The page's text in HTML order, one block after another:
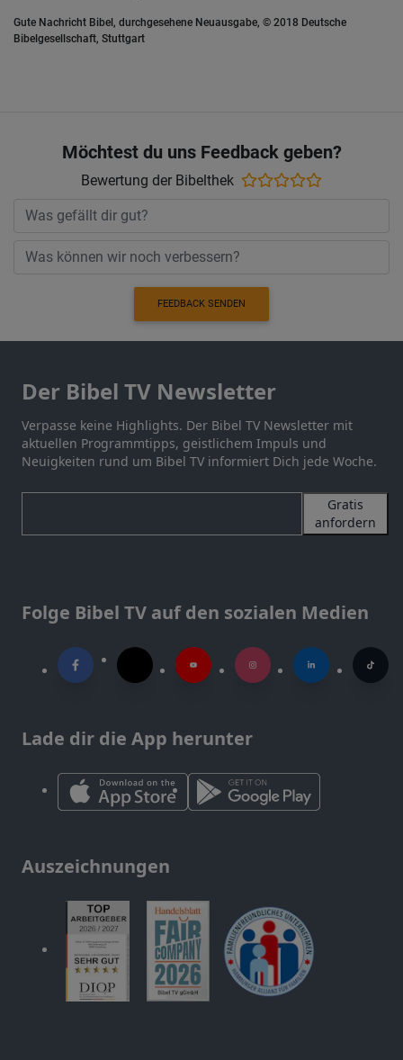
Gute Nachricht Bibel, durchgesehene Neuausgabe, © 2018 Deutsche
Bibelgesellschaft, Stuttgart
Möchtest du uns Feedback geben?
Bewertung der Bibelthek
FEEDBACK SENDEN
Der Bibel TV Newsletter
Verpasse keine Highlights. Der Bibel TV Newsletter mit
aktuellen Programmtipps, geistlichem Impuls und
Neuigkeiten rund um Bibel TV informiert Dich jede Woche.
Gratis
anfordern
Folge Bibel TV auf den sozialen Medien
Lade dir die App herunter
Auszeichnungen